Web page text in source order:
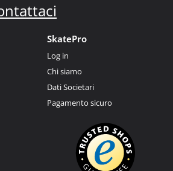
SkatePro
Log in
Chi siamo
Dati Societari
Pagamento sicuro